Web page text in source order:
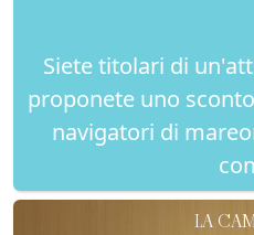
Siete titolari di
proponete uno
navigatori di
LA